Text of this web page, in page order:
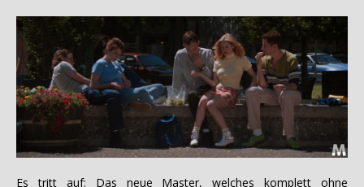
Es tritt auf: Das neue Master, welches komplett ohne